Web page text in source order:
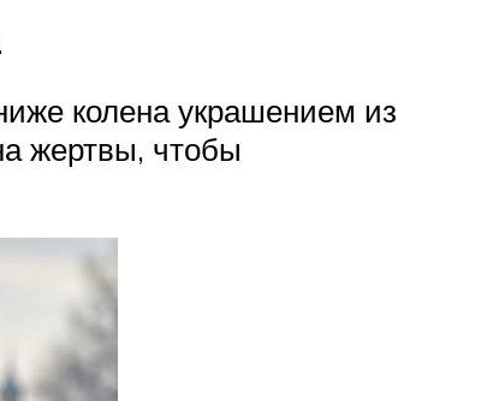
колена украшением из
жертвы, чтобы